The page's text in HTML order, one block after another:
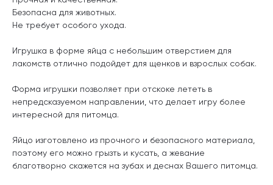
Безопасна для животных.
Не требует особого ухода.
Игрушка в форме яйца с небольшим отверстием для
лакомств отлично подойдет для щенков и взрослых собак.
Форма игрушки позволяет при отскоке лететь в
непредсказуемом направлении, что делает игру более
интересной для питомца.
Яйцо изготовлено из прочного и безопасного материала,
поэтому его можно грызть и кусать, а жевание
благотворно скажется на зубах и деснах Вашего питомца.